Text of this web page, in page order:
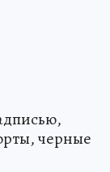
черные